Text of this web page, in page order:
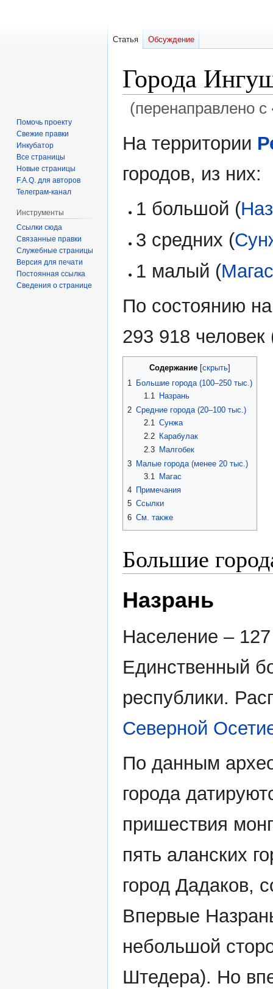
Города
(перенаправлено с
ккНа территории
городов, из них:
1 большой (
3 средних (
1 малый (
По состоянию
293 918
Содержание
1 Большие города (100–250 тыс.)
1.1
Назрань
2 Средние города (20–100 тыс.)
2.1 Сунжа
2.2
Карабулак
2.3
Малгобек
3 Малые города (менее 20 тыс.)
3.1
Магас
4 Примечания
5 Ссылки
6 См. также
Большие
Назрань
Население –
Единственный
республики.
Северной
По данным
города
пришествия
пять аланских
город Дадаков,
Впервые
небольшой
Штедера). Но
Статья Обсуждение
Помочь проекту
Свежие правки
Инкубатор
Все страницы
Новые страницы
F.A.Q. для авторов
Телеграм-канал
Инструменты
Ссылки сюда
Связанные правки
Служебные страницы
Версия для печати
Постоянная ссылка
Сведения о странице